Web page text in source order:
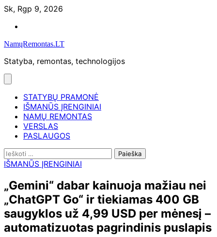
Skip
content
Sk, Rgp 9, 2026
NamųRemontas.LT
Statyba, remontas, technologijos
STATYBŲ PRAMONĖ
IŠMANŪS ĮRENGINIAI
NAMŲ REMONTAS
VERSLAS
PASLAUGOS
Ieškoti:
IŠMANŪS ĮRENGINIAI
„Gemini“ dabar kainuoja mažiau nei
„ChatGPT Go“ ir tiekiamas 400 GB
saugyklos už 4,99 USD per mėnesį –
automatizuotas pagrindinis puslapis